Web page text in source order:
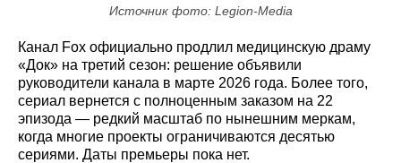
Источник фото: Legion-Media
Канал Fox официально продлил медицинскую драму
«Док» на третий сезон: решение объявили
руководители канала в марте 2026 года. Более того,
сериал вернется с полноценным заказом на 22
эпизода — редкий масштаб по нынешним меркам,
когда многие проекты ограничиваются десятью
сериями. Даты премьеры пока нет.